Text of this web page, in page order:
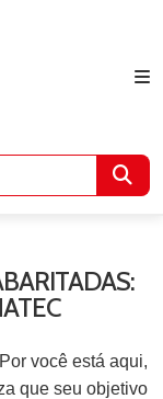
Por você está aqui,
que seu objetivo